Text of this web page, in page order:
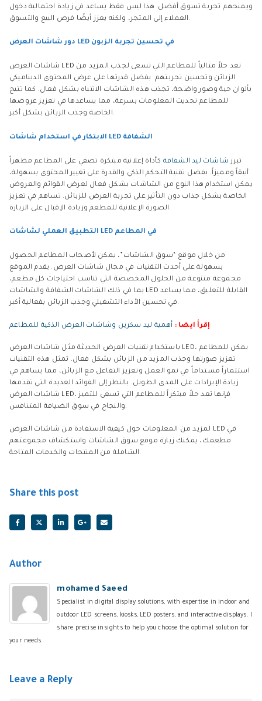
ويمنحهم تجربة تسوق أفضل. هذا ليس فقط يساعد في زيادة احتمالية دخول
العملاء إلى المتجر، ولكنه يعزز أيضًا فرص البيع والتسوق.
دور شاشات العرض LED في تحسين تجربة الزبون
شاشات العرض LED تعد حلاً مثالياً للمطاعم التي تسعى لجذب المزيد من
الزبائن وتحسين تجربتهم. بفضل قدرتها على عرض المحتوى الديناميكي
بألوان حية وصور واضحة، تجذب هذه الشاشات الانتباه بشكل فعال. كما تتيح
للمطاعم تحديث المعلومات بسرعة، مما يساعدها في تعزيز عروضها
الخاصة وجذب الزبائن بشكل أكبر.
الابتكار في استخدام شاشات LED الشفافة
تبرز شاشات ليد الشفافة كأداة إعلانية مبتكرة تضفي على المطاعم مظهراً
أنيقاً ومميزاً. بفضل تقنية التحكم الذكي والقدرة على تغيير المحتوى بسهولة،
يمكن استخدام هذا النوع من الشاشات بشكل فعال لعرض القوائم والعروض
الخاصة بشكل جذاب دون التأثير على تجربة العرض للزبائن. تساهم في تعزيز
الصورة الإعلانية للمطعم وزيادة الإقبال على الزيارة.
التطبيق العملي لشاشات LED في المطاعم
من خلال موقع “سوق الشاشات”، يمكن لأصحاب المطاعم الحصول
بسهولة على أحدث التقنيات في مجال شاشات العرض. يقدم الموقع
مجموعة متنوعة من الحلول المخصصة التي تناسب احتياجات كل مطعم،
بما في ذلك الشاشات الشفافة والشاشات LED القابلة للتعليق، مما يساعد
في تحسين الأداء التشغيلي وجذب الزبائن بفعالية أكبر.
إقرأ ايضا : أهمية ليد سكرين وشاشات العرض الذكية للمطاعم
باستخدام تقنيات العرض الحديثة مثل شاشات العرض LED، يمكن للمطاعم
تعزيز صورتها وجذب المزيد من الزبائن بشكل فعال. تمثل هذه التقنيات
استثماراً مستداماً في نمو العمل وتعزيز التفاعل مع الزبائن، مما يساهم في
زيادة الإيرادات على المدى الطويل. بالنظر إلى الفوائد العديدة التي تقدمها
شاشات العرض LED، فإنها تعد حلاً مبتكراً للمطاعم التي تسعى للتميز
والنجاح في سوق الضيافة المتنافس.
لمزيد من المعلومات حول كيفية الاستفادة من شاشات العرض LED في
مطعمك، يمكنك زيارة موقع سوق الشاشات واستكشاف مجموعتهم
الشاملة من المنتجات والخدمات المتاحة.
Share this post
Author
mohamed Saeed
Specialist in digital display solutions, with expertise in indoor and
outdoor LED screens, kiosks, LED posters, and interactive displays. I
share precise insights to help you choose the optimal solution for
your needs.
Leave a Reply